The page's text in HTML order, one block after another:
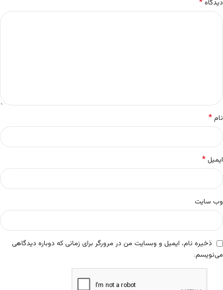
دیدگاه*
نام*
ایمیل*
وب‌ سایت
ذخیره نام، ایمیل و وبسایت من در مرورگر برای زمانی که دوباره دیدگاهی
می‌نویسم.